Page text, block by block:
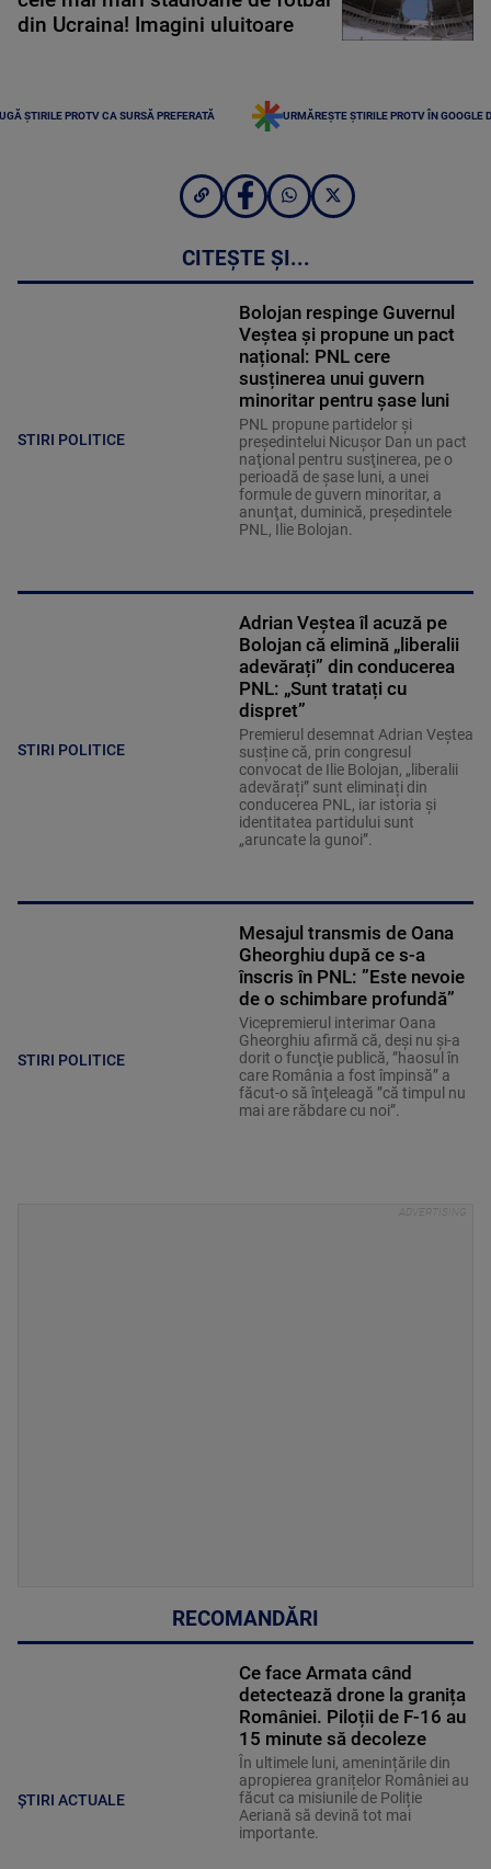
din Ucraina! Imagini uluitoare
ȘTIRILE PROTV CA SURSĂ PREFERATĂ URMĂREȘTE ȘTIRILE PROTV ÎN GOOGLE
CITEȘTE ȘI...
STIRI POLITICE
Bolojan respinge Guvernul
Veștea și propune un pact
național: PNL cere
susținerea unui guvern
minoritar pentru șase luni
PNL propune partidelor şi
preşedintelui Nicuşor Dan un pact
naţional pentru susţinerea, pe o
perioadă de şase luni, a unei
formule de guvern minoritar, a
anunţat, duminică, preşedintele
PNL, Ilie Bolojan.
STIRI POLITICE
Adrian Veștea îl acuză pe
Bolojan că elimină „liberalii
adevărați” din conducerea
PNL: „Sunt tratați cu
dispret”
Premierul desemnat Adrian Veștea
susține că, prin congresul
convocat de Ilie Bolojan, „liberalii
adevărați” sunt eliminați din
conducerea PNL, iar istoria și
identitatea partidului sunt
„aruncate la gunoi”.
STIRI POLITICE
Mesajul transmis de Oana
Gheorghiu după ce s-a
înscris în PNL: ”Este nevoie
de o schimbare profundă”
Vicepremierul interimar Oana
Gheorghiu afirmă că, deşi nu şi-a
dorit o funcţie publică, ”haosul în
care România a fost împinsă” a
făcut-o să înţeleagă ”că timpul nu
mai are răbdare cu noi”.
RECOMANDĂRI
ȘTIRI ACTUALE
Ce face Armata când
detectează drone la granița
României. Piloții de F-16 au
15 minute să decoleze
În ultimele luni, amenințările din
apropierea granițelor României au
făcut ca misiunile de Poliție
Aeriană să devină tot mai
importante.